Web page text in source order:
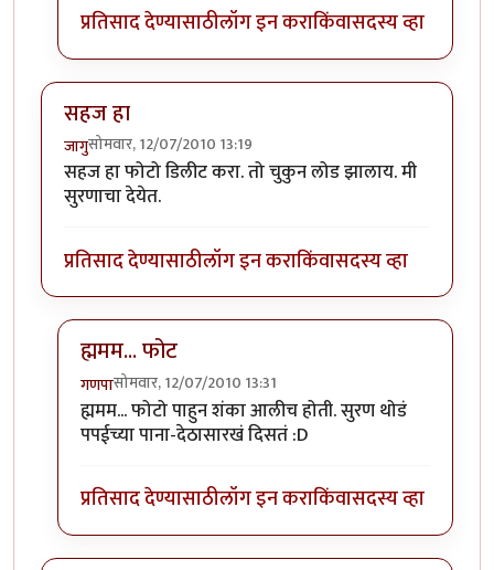
प्रतिसाद देण्यासाठीलॉग इन कराकिंवासदस्य व्हा
सहज हा
जागुसोमवार, 12/07/2010 13:19
सहज हा फोटो डिलीट करा. तो चुकुन लोड झालाय. मी
सुरणाचा देयेत.
प्रतिसाद देण्यासाठीलॉग इन कराकिंवासदस्य व्हा
ह्ममम... फोट
गणपासोमवार, 12/07/2010 13:31
In reply toसहज हाbyजागु
ह्ममम... फोटो पाहुन शंका आलीच होती. सुरण थोडं
पपईच्या पाना-देठासारखं दिसतं :D
प्रतिसाद देण्यासाठीलॉग इन कराकिंवासदस्य व्हा